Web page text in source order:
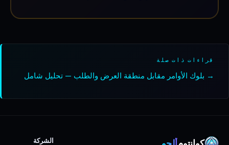
قراءات ذات صلة
→ بلوك الأوامر مقابل منطقة العرض والطلب — تحليل شامل
الشركة